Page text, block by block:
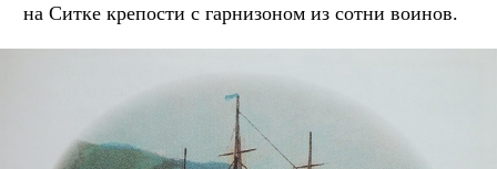
на Ситке крепости с гарнизоном из сотни воинов.